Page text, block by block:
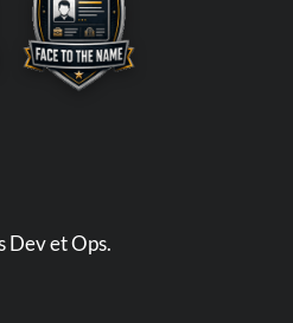
Dev et Ops.